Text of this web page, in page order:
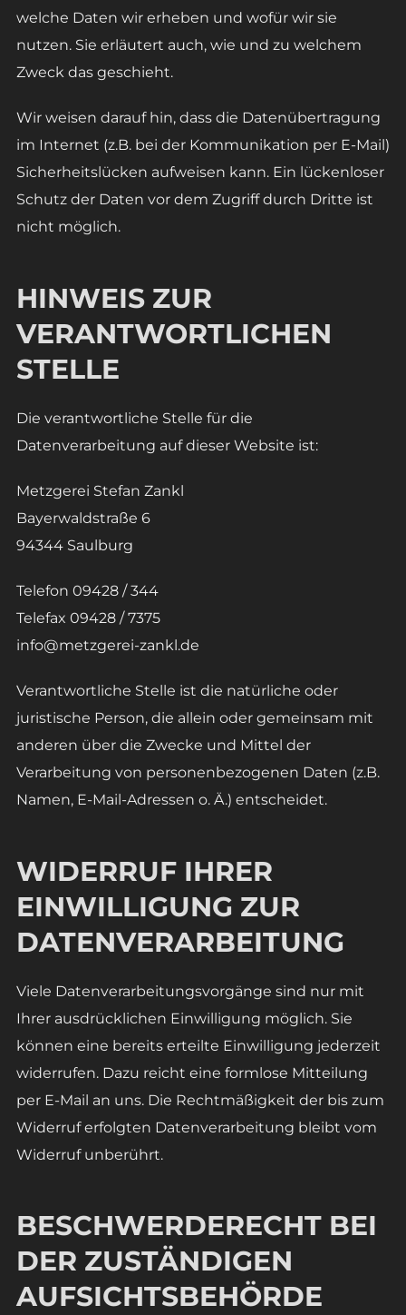
welche Daten wir erheben und wofür wir sie
nutzen. Sie erläutert auch, wie und zu welchem
Zweck das geschieht.
Wir weisen darauf hin, dass die Datenübertragung
im Internet (z.B. bei der Kommunikation per E-Mail)
Sicherheitslücken aufweisen kann. Ein lückenloser
Schutz der Daten vor dem Zugriff durch Dritte ist
nicht möglich.
HINWEIS ZUR
VERANTWORTLICHEN
STELLE
Die verantwortliche Stelle für die
Datenverarbeitung auf dieser Website ist:
Metzgerei Stefan Zankl
Bayerwaldstraße 6
94344 Saulburg
Telefon 09428 / 344
Telefax 09428 / 7375
info@metzgerei-zankl.de
Verantwortliche Stelle ist die natürliche oder
juristische Person, die allein oder gemeinsam mit
anderen über die Zwecke und Mittel der
Verarbeitung von personenbezogenen Daten (z.B.
Namen, E-Mail-Adressen o. Ä.) entscheidet.
WIDERRUF IHRER
EINWILLIGUNG ZUR
DATENVERARBEITUNG
Viele Datenverarbeitungsvorgänge sind nur mit
Ihrer ausdrücklichen Einwilligung möglich. Sie
können eine bereits erteilte Einwilligung jederzeit
widerrufen. Dazu reicht eine formlose Mitteilung
per E-Mail an uns. Die Rechtmäßigkeit der bis zum
Widerruf erfolgten Datenverarbeitung bleibt vom
Widerruf unberührt.
BESCHWERDERECHT BEI
DER ZUSTÄNDIGEN
AUFSICHTSBEHÖRDE